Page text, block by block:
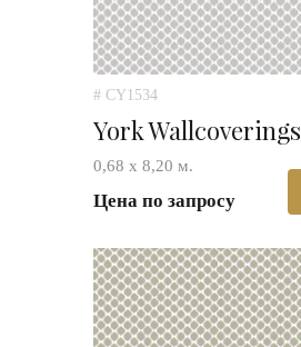
# CY1534
York Wallcoverings
0,68 х 8,20 м.
Цена по запросу